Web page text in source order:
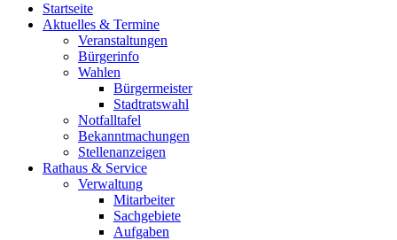
Startseite
Aktuelles & Termine
Veranstaltungen
Bürgerinfo
Wahlen
Bürgermeister
Stadtratswahl
Notfalltafel
Bekanntmachungen
Stellenanzeigen
Rathaus & Service
Verwaltung
Mitarbeiter
Sachgebiete
Aufgaben